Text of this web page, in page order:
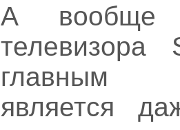
А вообще
телевизора
главным
является